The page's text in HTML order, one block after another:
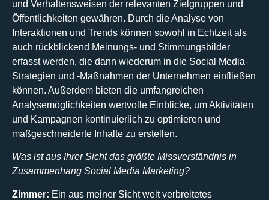
und Verhaltensweisen der relevanten Zielgruppen und
Öffentlichkeiten gewähren. Durch die Analyse von
Interaktionen und Trends können sowohl in Echtzeit als
auch rückblickend Meinungs- und Stimmungsbilder
erfasst werden, die dann wiederum in die Social Media-
Strategien und ‑Maßnahmen der Unternehmen einfließen
können. Außerdem bieten die umfangreichen
Analysemöglichkeiten wertvolle Einblicke, um Aktivitäten
und Kampagnen kontinuierlich zu optimieren und
maßgeschneiderte Inhalte zu erstellen.
Was ist aus Ihrer Sicht das größte Missverständnis in
Zusammenhang Social Media Marketing?
Zimmer: Ein aus meiner Sicht weit verbreitetes